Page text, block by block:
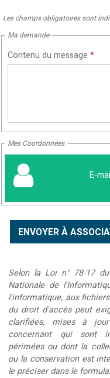
Les champs obligatoires sont
Ma demande
Contenu du message *
Mes Coordonnées
E-
Selon la Loi n° 78-17
Nationale de
l'informatique, aux
du droit d'accès peut
clarifiées, mises à
concernant qui sont
périmées ou dont la
ou la conservation est
le préciser dans le